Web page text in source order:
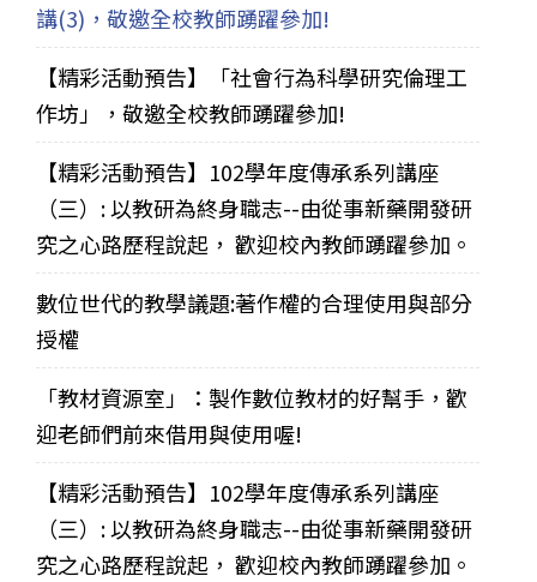
講(3)，敬邀全校教師踴躍參加!
【精彩活動預告】「社會行為科學研究倫理工
作坊」，敬邀全校教師踴躍參加!
【精彩活動預告】102學年度傳承系列講座
（三）: 以教研為終身職志--由從事新藥開發研
究之心路歷程說起， 歡迎校內教師踴躍參加。
數位世代的教學議題:著作權的合理使用與部分
授權
「教材資源室」：製作數位教材的好幫手，歡
迎老師們前來借用與使用喔!
【精彩活動預告】102學年度傳承系列講座
（三）: 以教研為終身職志--由從事新藥開發研
究之心路歷程說起， 歡迎校內教師踴躍參加。